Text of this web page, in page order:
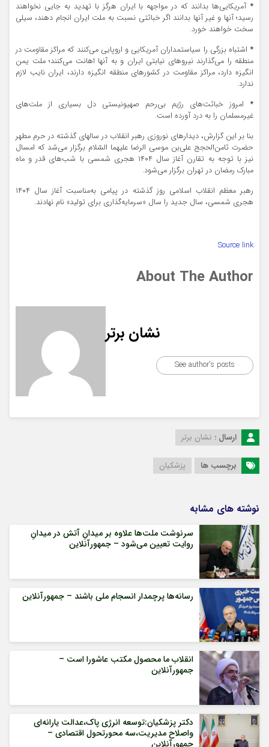
*آمریکایی‌ها بدانند که در مواجهه با ایران هرگز با تهدید به جایی نخواهند
رسید؛ آنها و غیر آنها بدانند اگر خباثتی نسبت به ملت ایران انجام دهند، سیلی
سخت خواهند خورد.
* اشتباه بزرگی را سیاستمداران آمریکایی و اروپایی می‌کنند که مراکز مقاومت در
منطقه را می‌گذارند نیروهای نیابتی ایران و به آنها اهانت می‌کنند؛ ملت یمن
انگیزه دارد، مراکز مقاومت در کشورهای منطقه انگیزه دارند، ایران نایب لازم
ندارد.
* امروز خباثت‌های رژیم بی‌رحم صهیونیستی دل بسیاری از ملت‌های
غیرمسلمان را به درد آورده است.
بنا بر این گزارش، دیدارهای نوروزی رهبر انقلاب در سالهای گذشته در حرم مطهر
حضرت ثامن‌الحجج علی‌‌بن موسی‌ الرضا علیهما السّلام برگزار می‌شد که امسال
نیز با توجه به تقارن آغاز سال ۱۴۰۴ هجری شمسی با شب‌های قدر و ماه
مبارک رمضان در تهران برگزار می‌شود.
رهبر معظم انقلاب اسلامی روز گذشته در پیامی به‌مناسبت آغاز سال ۱۴۰۴
هجری شمسی، سال جدید را سال «سرمایه‌گذاری برای تولید» نام نهادند.
Source link
About The Author
نشان برتر
See author's posts
ارسال : نشان برتر
برچسب ها پزشکیان
نوشته های مشابه
سرنوشت ملت‌ها علاوه بر میدانِ آتش در میدانِ
روایت تعیین می‌شود – جمهورآنلاین
رسانه‌ها پرچمدار انسجام ملی باشند – جمهورآنلاین
انقلاب ما محصول مکتب عاشورا است –
جمهورآنلاین
دکتر پزشکیان:توسعه انرژی پاک،عدالت یارانه‌ای
واصلاح مدیریت،سه محورتحول اقتصادی –
جمهورآنلاین